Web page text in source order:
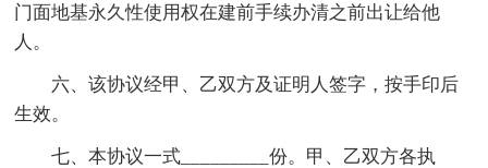
门面地基永久性使用权在建前手续办清之前出让给他
人。
六、该协议经甲、乙双方及证明人签字，按手印后
生效。
七、本协议一式_________份。甲、乙双方各执